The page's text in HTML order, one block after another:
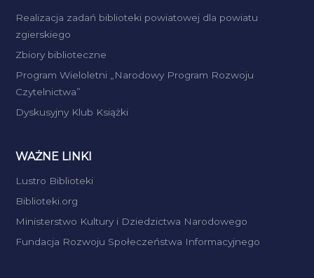
Realizacja zadań biblioteki powiatowej dla powiatu
zgierskiego
Zbiory biblioteczne
Program Wieloletni „Narodowy Program Rozwoju
Czytelnictwa”
Dyskusyjny Klub Książki
WAŻNE LINKI
Lustro Biblioteki
Biblioteki.org
Ministerstwo Kultury i Dziedzictwa Narodowego
Fundacja Rozwoju Społeczeństwa Informacyjnego